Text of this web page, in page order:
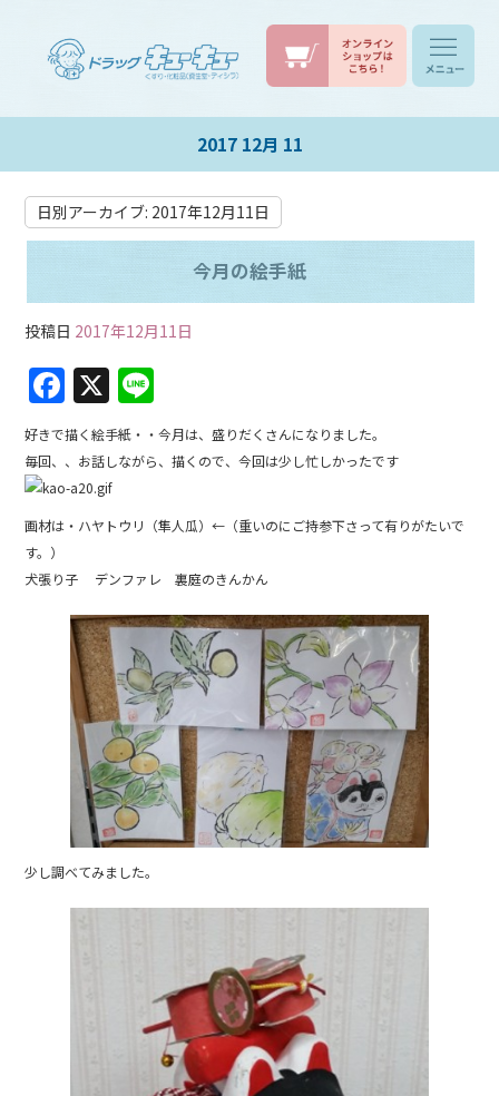
2017 12月 11
日別アーカイブ: 2017年12月11日
今月の絵手紙
投稿日 2017年12月11日
F
a
c
e
b
o
o
k
X
n
e
好きで描く絵手紙・・今月は、盛りだくさんになりました。
毎回、、お話しながら、描くので、今回は少し忙しかったです
画材は・ハヤトウリ（隼人瓜）←（重いのにご持参下さって有りがたいで
す。）
犬張り子 デンファレ 裏庭のきんかん
少し調べてみました。